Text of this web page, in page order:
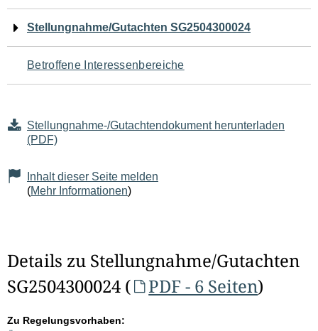
Navigation
für
den
Seiteninhalt
Stellungnahme/Gutachten SG2504300024
Betroffene Interessenbereiche
Stellungnahme-/Gutachtendokument herunterladen
(PDF)
Inhalt dieser Seite melden
(Mehr Informationen)
Details zu Stellungnahme/Gutachten
SG2504300024 (
PDF - 6 Seiten)
Zu Regelungsvorhaben: